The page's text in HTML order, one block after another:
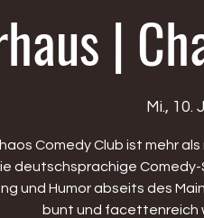
|
Mi., 10.
Comedy Club ist mehr
deutschsprachige Comedy-
und Humor abseits des
bunt und facettenreich